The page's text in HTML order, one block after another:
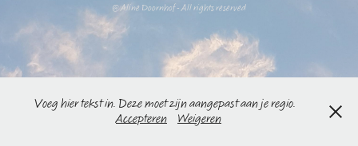
@ Aline Doornhof - All rights reserved
Voeg hier tekst in. Deze moet zijn aangepast aan je regio.
Accepteren
Weigeren